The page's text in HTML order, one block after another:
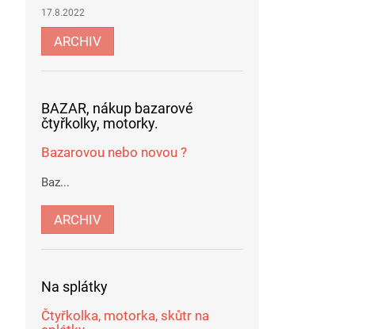
17.8.2022
ARCHIV
BAZAR, nákup bazarové
čtyřkolky, motorky.
Bazarovou nebo novou ?
Baz...
ARCHIV
Na splátky
Čtyřkolka, motorka, skůtr na